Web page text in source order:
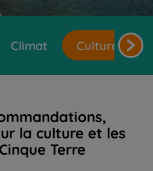
Climat Cultures et
la culture et les
Terre